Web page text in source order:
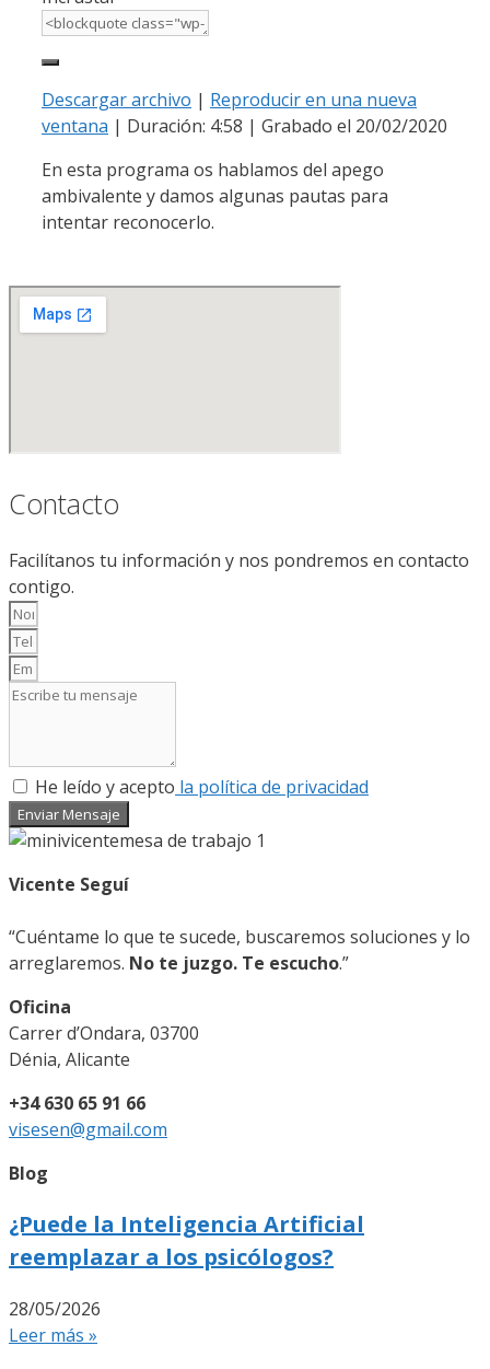
Descargar archivo | Reproducir en una nueva
ventana | Duración: 4:58 | Grabado el 20/02/2020
En esta programa os hablamos del apego
ambivalente y damos algunas pautas para
intentar reconocerlo.
Contacto
Facilítanos tu información y nos pondremos en contacto
contigo.
He leído y acepto la política de privacidad
Enviar Mensaje
Vicente Seguí
“Cuéntame lo que te sucede, buscaremos soluciones y lo
arreglaremos. No te juzgo. Te escucho.”
Oficina
Carrer d’Ondara, 03700
Dénia, Alicante
+34 630 65 91 66
visesen@gmail.com
Blog
¿Puede la Inteligencia Artificial
reemplazar a los psicólogos?
28/05/2026
Leer más »